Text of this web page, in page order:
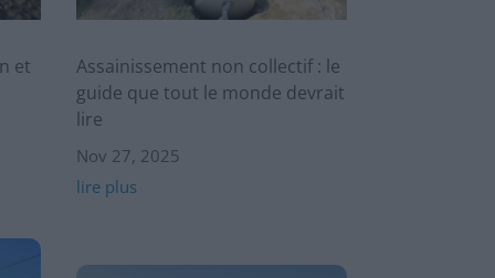
et
Assainissement non collectif : le
guide que tout le monde devrait
lire
Nov 27, 2025
lire plus